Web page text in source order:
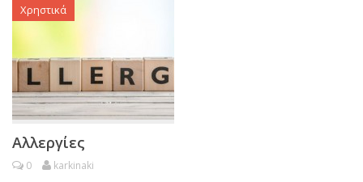
Χρηστικά
Αλλεργίες
0 karkinaki